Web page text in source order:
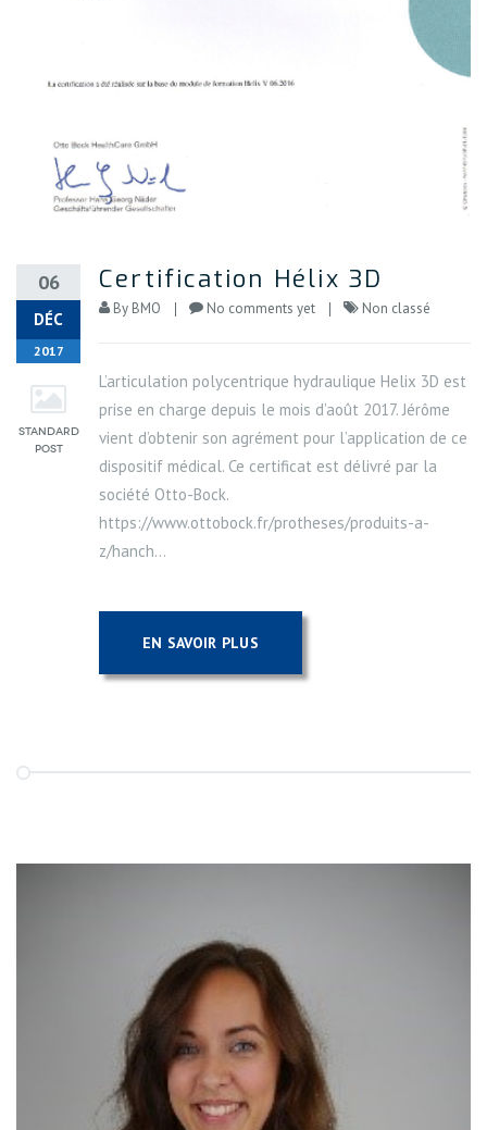
06
DÉC
2017
Certification Hélix 3D
By BMO No comments yet Non classé
L’articulation polycentrique hydraulique Helix 3D est
prise en charge depuis le mois d’août 2017. Jérôme
vient d’obtenir son agrément pour l’application de ce
dispositif médical. Ce certificat est délivré par la
société Otto-Bock.
https://www.ottobock.fr/protheses/produits-a-
z/hanch...
EN SAVOIR PLUS